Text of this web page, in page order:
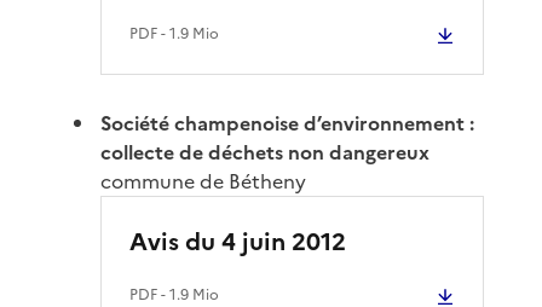
PDF- 1.9 Mio
Société champenoise d’environnement :
collecte de déchets non dangereux
commune de Bétheny
Avis du 4 juin 2012
PDF- 1.9 Mio